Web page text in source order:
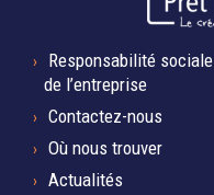
Responsabilité sociale
de l’entreprise
Contactez-nous
Où nous trouver
Actualités